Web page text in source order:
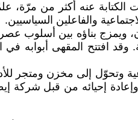
عنه أكثر من مرّة،
والفاعلين السياسيين.
ويمزج بناؤه بين أسلوب عصر
وتحوّل إلى مخزن ومتجر
في العام 1954، لكنه فقد بريقه ودوره، وأغلق للمرة الثانية لمدة 5 سنوات منذ العام